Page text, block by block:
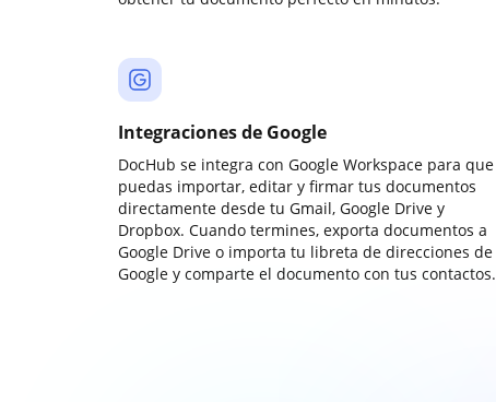
Integraciones de Google
DocHub se integra con Google Workspace para que
puedas importar, editar y firmar tus documentos
directamente desde tu Gmail, Google Drive y
Dropbox. Cuando termines, exporta documentos a
Google Drive o importa tu libreta de direcciones de
Google y comparte el documento con tus contactos.